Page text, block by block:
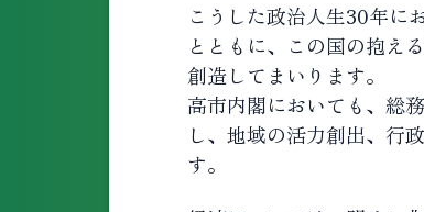
こうした政治人生30年に
とともに、この国の抱え
創造してまいります。
高市内閣においても、総
し、地域の活力創出、行
す。